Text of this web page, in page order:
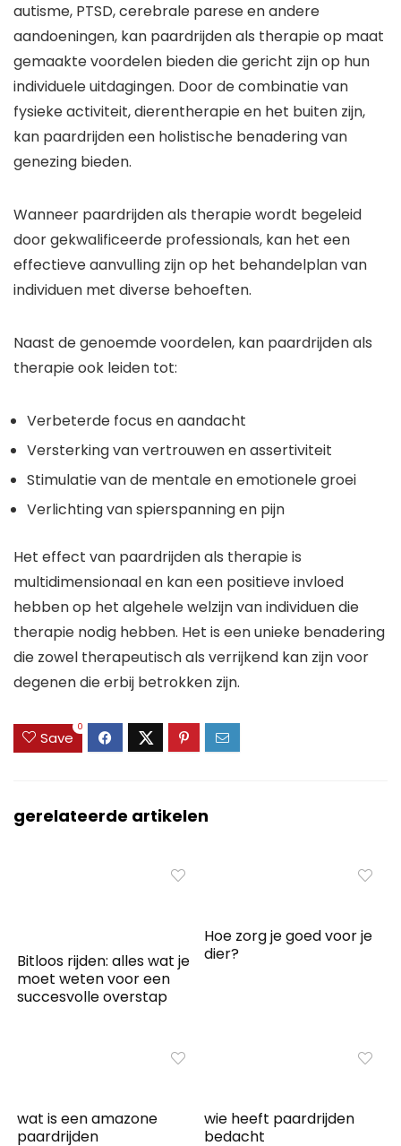
autisme, PTSD, cerebrale parese en andere
aandoeningen, kan paardrijden als therapie op maat
gemaakte voordelen bieden die gericht zijn op hun
individuele uitdagingen. Door de combinatie van
fysieke activiteit, dierentherapie en het buiten zijn,
kan paardrijden een holistische benadering van
genezing bieden.
Wanneer paardrijden als therapie wordt begeleid
door gekwalificeerde professionals, kan het een
effectieve aanvulling zijn op het behandelplan van
individuen met diverse behoeften.
Naast de genoemde voordelen, kan paardrijden als
therapie ook leiden tot:
Verbeterde focus en aandacht
Versterking van vertrouwen en assertiviteit
Stimulatie van de mentale en emotionele groei
Verlichting van spierspanning en pijn
Het effect van paardrijden als therapie is
multidimensionaal en kan een positieve invloed
hebben op het algehele welzijn van individuen die
therapie nodig hebben. Het is een unieke benadering
die zowel therapeutisch als verrijkend kan zijn voor
degenen die erbij betrokken zijn.
Save
0
gerelateerde artikelen
Bitloos rijden: alles wat je
moet weten voor een
succesvolle overstap
Hoe zorg je goed voor je
dier?
wat is een amazone
paardrijden
wie heeft paardrijden
bedacht